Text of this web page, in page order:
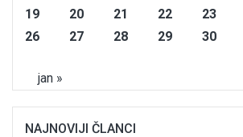
19
20 21 22 23
26
27 28 29 30
jan »
NAJNOVIJI ČLANCI